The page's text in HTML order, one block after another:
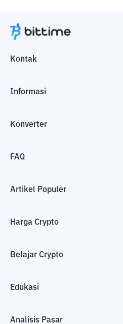
Kontak
Informasi
Konverter
FAQ
Artikel Populer
Harga Crypto
Belajar Crypto
Edukasi
Analisis Pasar